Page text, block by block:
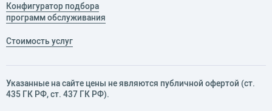
Конфигуратор подбора
программ обслуживания
Стоимость услуг
Указанные на сайте цены не являются публичной офертой (ст.
435 ГК РФ, cт. 437 ГК РФ).